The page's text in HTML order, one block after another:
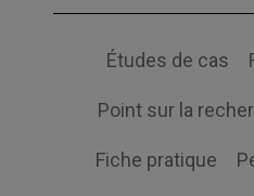
Études de cas
Point sur la
Fiche pratique